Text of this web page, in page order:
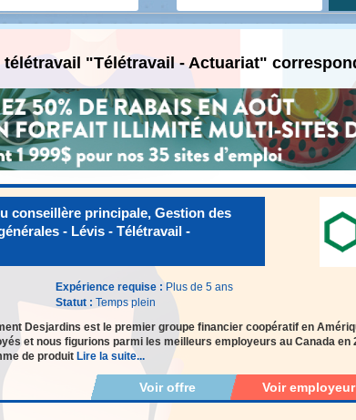
"Télétravail - Actuariat"
conseillère principale, Gestion des
- Lévis - Télétravail -
Expérience requise : Plus de 5 ans
Statut : Temps plein
Desjardins est le premier groupe financier coopératif en
et nous figurions parmi les meilleurs employeurs au Canada en
de produit Lire la suite...
Voir offre Voir employeur